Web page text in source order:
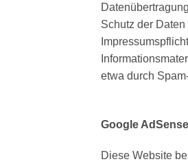
Schutz der
etwa durch
Google AdSense
Diese Website